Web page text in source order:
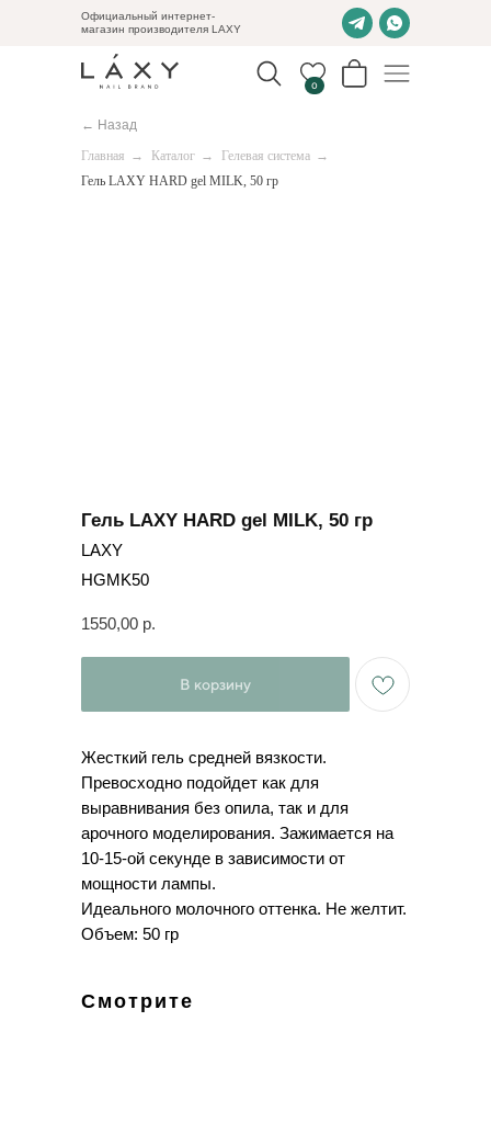
Официальный интернет-
магазин производителя LAXY
0
← Назад
Главная → Каталог → Гелевая система →
Гель LAXY HARD gel MILK, 50 гр
Гель LAXY HARD gel MILK, 50 гр
LAXY
HGMK50
1550,00 р.
В корзину
Жесткий гель средней вязкости.
Превосходно подойдет как для
выравнивания без опила, так и для
арочного моделирования. Зажимается на
10-15-ой секунде в зависимости от
мощности лампы.
Идеального молочного оттенка. Не желтит.
Объем: 50 гр
Смотрите